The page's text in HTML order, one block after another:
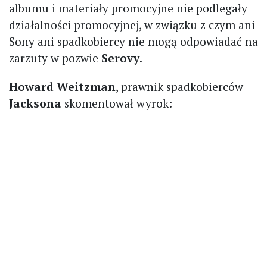
albumu i materiały promocyjne nie podlegały
działalności promocyjnej, w związku z czym ani
Sony ani spadkobiercy nie mogą odpowiadać na
zarzuty w pozwie Serovy.
Howard Weitzman, prawnik spadkobierców
Jacksona skomentował wyrok: